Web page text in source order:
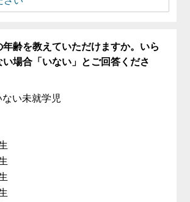
年齢を教えていただけますか。いら
い場合「いない」とご回答くださ
い未就学児